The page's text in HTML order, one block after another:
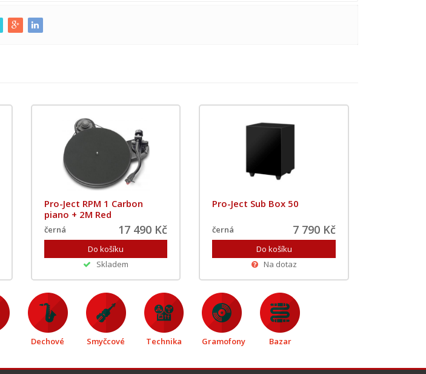
Pro-Ject RPM 1 Carbon
piano + 2M Red
černá 17 490 Kč
Skladem
Pro-Ject Sub Box 50
černá 7 790 Kč
Na dotaz
Dechové Smyčcové Technika Gramofony Bazar